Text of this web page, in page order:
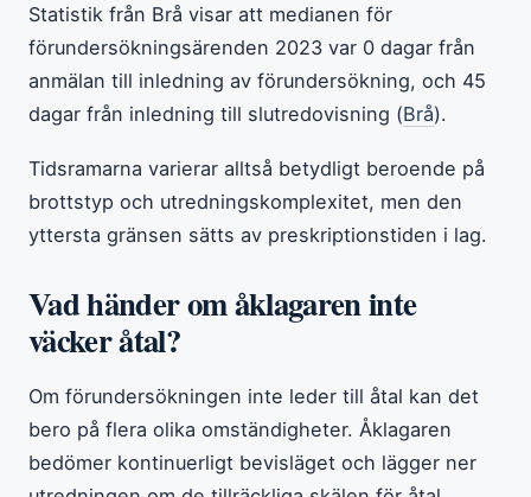
Statistik från Brå visar att medianen för
förundersökningsärenden 2023 var 0 dagar från
anmälan till inledning av förundersökning, och 45
dagar från inledning till slutredovisning (Brå).
Tidsramarna varierar alltså betydligt beroende på
brottstyp och utredningskomplexitet, men den
yttersta gränsen sätts av preskriptionstiden i lag.
Vad händer om åklagaren inte
väcker åtal?
Om förundersökningen inte leder till åtal kan det
bero på flera olika omständigheter. Åklagaren
bedömer kontinuerligt bevisläget och lägger ner